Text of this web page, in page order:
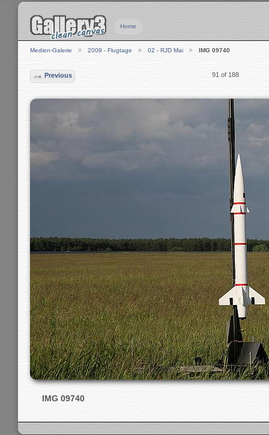
Home
Medien-Galerie 2009 - Flugtage 02 - RJD Mai IMG 09740
Previous 91 of 188
IMG 09740